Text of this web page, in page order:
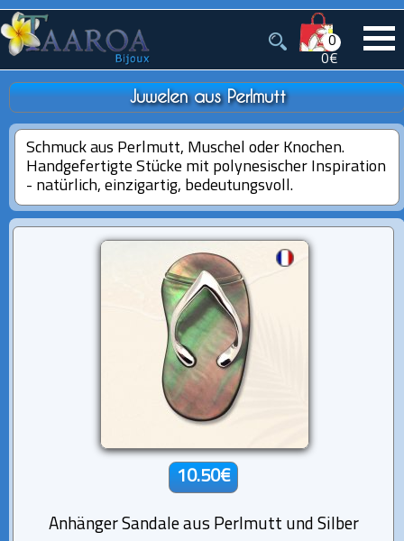
0
0€
Juwelen aus Perlmutt
Schmuck aus Perlmutt, Muschel oder Knochen.
Handgefertigte Stücke mit polynesischer Inspiration
- natürlich, einzigartig, bedeutungsvoll.
10.50€
Anhänger Sandale aus Perlmutt und Silber